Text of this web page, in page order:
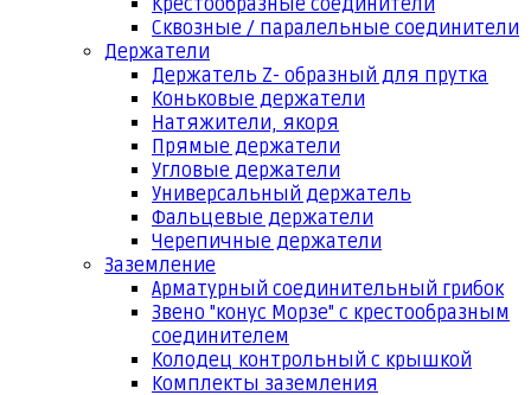
Крестообразные соединители
Сквозные / паралельные соединители
Держатели
Держатель Z- образный для прутка
Коньковые держатели
Натяжители, якоря
Прямые держатели
Угловые держатели
Универсальный держатель
Фальцевые держатели
Черепичные держатели
Заземление
Арматурный соединительный грибок
Звено "конус Морзе" с крестообразным
соединителем
Колодец контрольный с крышкой
Комплекты заземления